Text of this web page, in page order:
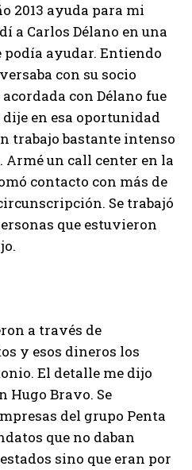
2013 ayuda para mi
a Carlos Délano en una
ayudar. Entiendo
con su socio
con Délano fue
en esa oportunidad
trabajo bastante intenso
un call center en la
contacto con más de
Se trabajó
que estuvieron
a través de
y esos dineros los
El detalle me dijo
Hugo Bravo. Se
del grupo Penta
que no daban
sino que eran por